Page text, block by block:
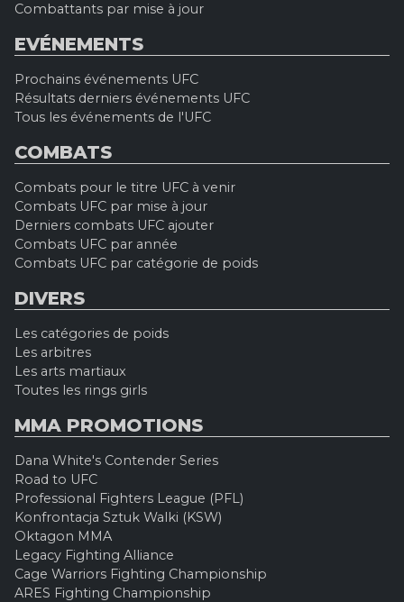
Combattants par mise à jour
EVÉNEMENTS
Prochains événements UFC
Résultats derniers événements UFC
Tous les événements de l'UFC
COMBATS
Combats pour le titre UFC à venir
Combats UFC par mise à jour
Derniers combats UFC ajouter
Combats UFC par année
Combats UFC par catégorie de poids
DIVERS
Les catégories de poids
Les arbitres
Les arts martiaux
Toutes les rings girls
MMA PROMOTIONS
Dana White's Contender Series
Road to UFC
Professional Fighters League (PFL)
Konfrontacja Sztuk Walki (KSW)
Oktagon MMA
Legacy Fighting Alliance
Cage Warriors Fighting Championship
ARES Fighting Championship